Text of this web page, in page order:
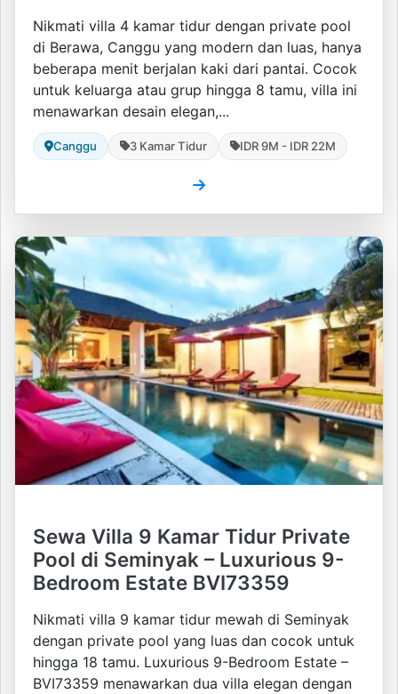
Nikmati villa 4 kamar tidur dengan private pool
di Berawa, Canggu yang modern dan luas, hanya
beberapa menit berjalan kaki dari pantai. Cocok
untuk keluarga atau grup hingga 8 tamu, villa ini
menawarkan desain elegan,...
Canggu 3 Kamar Tidur IDR 9M - IDR 22M
Sewa Villa 9 Kamar Tidur Private
Pool di Seminyak – Luxurious 9-
Bedroom Estate BVI73359
Nikmati villa 9 kamar tidur mewah di Seminyak
dengan private pool yang luas dan cocok untuk
hingga 18 tamu. Luxurious 9-Bedroom Estate –
BVI73359 menawarkan dua villa elegan dengan